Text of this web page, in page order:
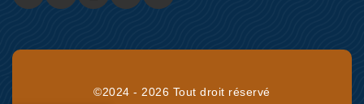
©2024 - 2026 Tout droit réservé